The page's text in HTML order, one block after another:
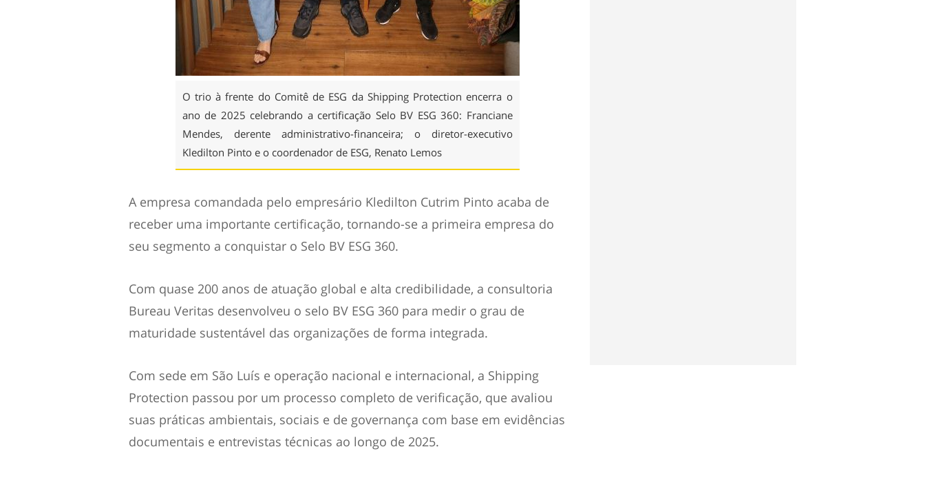
O trio à frente do Comitê de ESG da Shipping Protection encerra o
ano de 2025 celebrando a certificação Selo BV ESG 360: Franciane
Mendes, derente administrativo-financeira; o diretor-executivo
Kledilton Pinto e o coordenador de ESG, Renato Lemos
A empresa comandada pelo empresário Kledilton Cutrim Pinto acaba de
receber uma importante certificação, tornando-se a primeira empresa do
seu segmento a conquistar o Selo BV ESG 360.
Com quase 200 anos de atuação global e alta credibilidade, a consultoria
Bureau Veritas desenvolveu o selo BV ESG 360 para medir o grau de
maturidade sustentável das organizações de forma integrada.
Com sede em São Luís e operação nacional e internacional, a Shipping
Protection passou por um processo completo de verificação, que avaliou
suas práticas ambientais, sociais e de governança com base em evidências
documentais e entrevistas técnicas ao longo de 2025.